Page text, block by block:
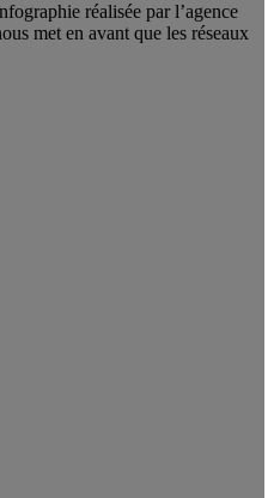
réalisée par l’agence
met en avant que les réseaux